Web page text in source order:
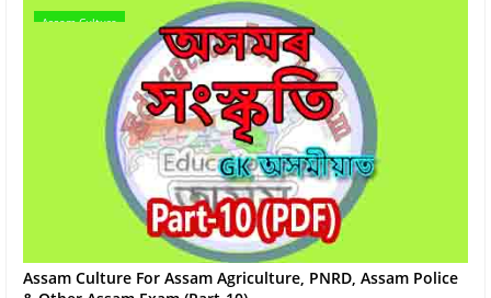
Assam Culture
Assam Culture For Assam Agriculture, PNRD, Assam Police